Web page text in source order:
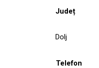
Județ
Dolj
Telefon